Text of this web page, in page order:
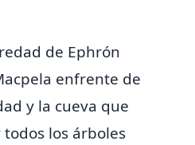
de Ephrón
enfrente de
y la cueva que
los árboles